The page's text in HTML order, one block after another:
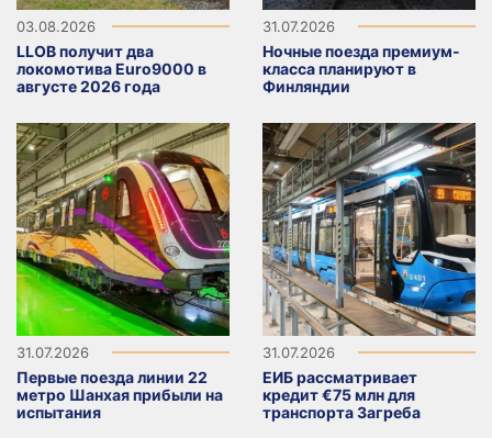
03.08.2026
LLOB получит два
локомотива Euro9000 в
августе 2026 года
31.07.2026
Ночные поезда премиум-
класса планируют в
Финляндии
31.07.2026
Первые поезда линии 22
метро Шанхая прибыли на
испытания
31.07.2026
ЕИБ рассматривает
кредит €75 млн для
транспорта Загреба